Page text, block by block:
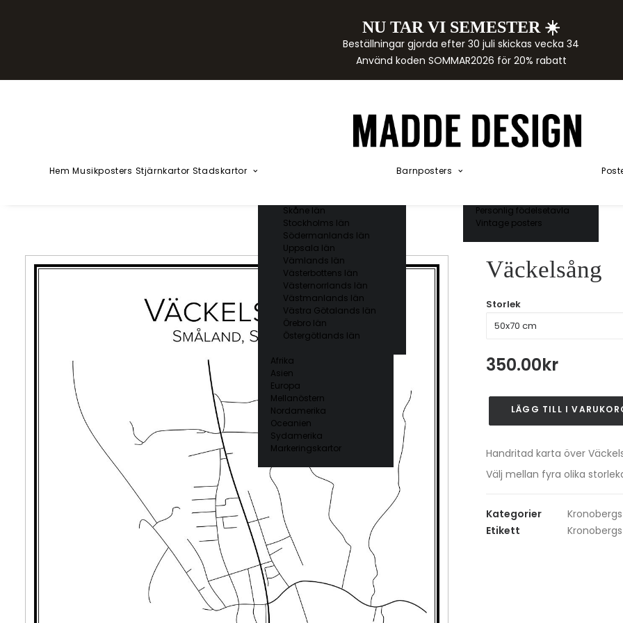
NU TAR VI SEMESTER ☀️
Beställningar gjorda efter 30 juli skickas vecka 34
Använd koden SOMMAR2026 för 20% rabatt
Hem Musikposters Stjärnkartor Stadskartor
Skåne län
Stockholms län
Södermanlands län
Uppsala län
Vämlands län
Västerbottens län
Västernorrlands län
Västmanlands län
Västra Götalands län
Örebro län
Östergötlands län
Afrika
Asien
Europa
Mellanöstern
Nordamerika
Oceanien
Sydamerika
Markeringskartor
Barnposters
Akvarellposters
Personlig födelsetavla
Vintage posters
Väckelsång
Storlek
350.00kr
Väckelsång
mängd
LÄGG TILL I
Handritad karta över
Välj mellan fyra olika
Kategorier
Etikett